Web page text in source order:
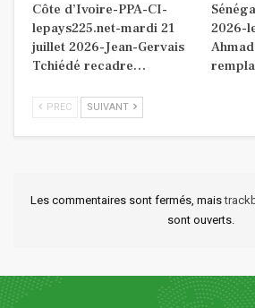
Côte d’Ivoire-PPA-CI-
lepays225.net-mardi 21
juillet 2026-Jean-Gervais
Tchiédé recadre…
2026-
PREC SUIVANT
Les commentaires sont fermés, mais
sont ouverts.